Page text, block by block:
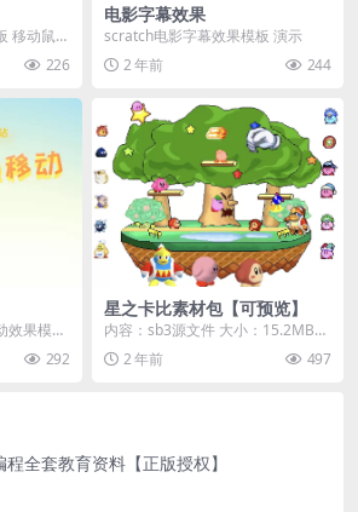
移动鼠标
226
电影字幕效果
scratch电影字幕效果模板 演示
2 年前
244
效果模板
示
292
星之卡比素材包【可预览】
内容：sb3源文件 大小：15.2MB
下载方式：本地下载 游客购买后无
需登录即...
2 年前 497
程全套教育资料【正版授权】